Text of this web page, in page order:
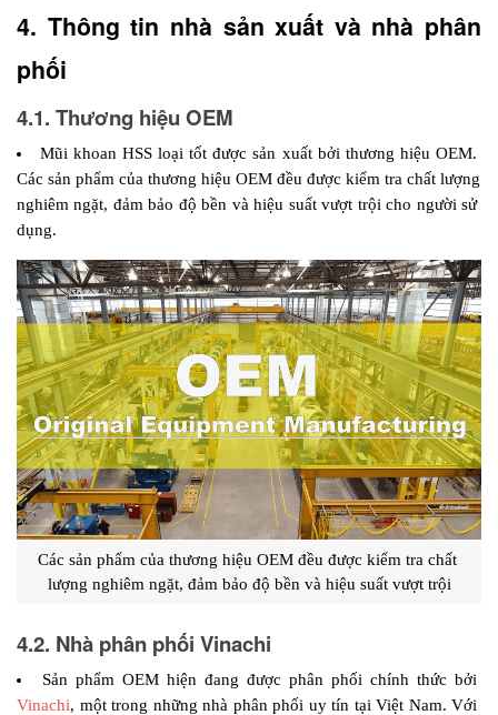
4. Thông tin nhà sản xuất và nhà phân
phối
4.1. Thương hiệu OEM
Mũi khoan HSS loại tốt được sản xuất bởi thương hiệu OEM.
Các sản phẩm của thương hiệu OEM đều được kiểm tra chất lượng
nghiêm ngặt, đảm bảo độ bền và hiệu suất vượt trội cho người sử
dụng.
Các sản phẩm của thương hiệu OEM đều được kiểm tra chất
lượng nghiêm ngặt, đảm bảo độ bền và hiệu suất vượt trội
4.2. Nhà phân phối Vinachi
Vinachi, một trong những nhà phân phối uy tín tại Việt Nam. Với